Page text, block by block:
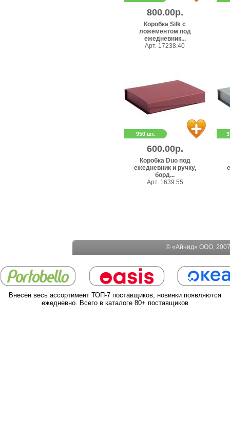
800.00р.
Коробка Silk с
ложементом под
ежедневник...
Арт. 17238.40
950 шт.
600.00р.
Коробка Duo под
ежедневник и ручку,
борд...
Арт. 1639.55
© «Айнид» ООО,
Внесён весь ассортимент ТОП-7 поставщиков, новинки появляются
ежедневно. Всего в каталоге 80+ поставщиков